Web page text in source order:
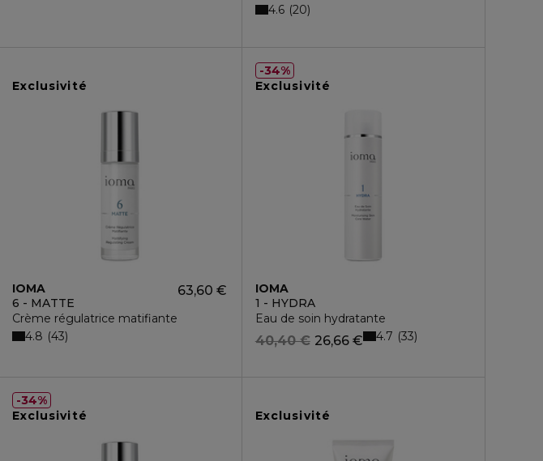
4.6 20
Exclusivité
IOMA
6 - MATTE
Crème régulatrice matifiante
63,60 €
4.8 43
Exclusivité
IOMA
1 - HYDRA
Eau de soin hydratante
26,66 €
40,40 € 4.7 33
34%
Exclusivité
34%
Exclusivité